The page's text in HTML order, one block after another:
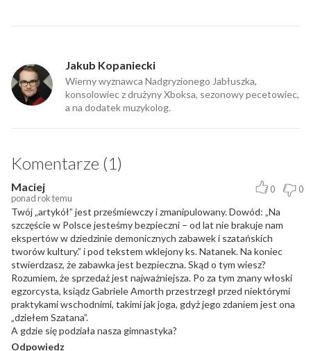
Jakub Kopaniecki
Wierny wyznawca Nadgryzionego Jabłuszka,
konsolowiec z drużyny Xboksa, sezonowy pecetowiec,
a na dodatek muzykolog.
Komentarze (1)
Maciej
ponad rok temu
0 0
Twój „artykół” jest prześmiewczy i zmanipulowany. Dowód: „Na
szczęście w Polsce jesteśmy bezpieczni – od lat nie brakuje nam
ekspertów w dziedzinie demonicznych zabawek i szatańskich
tworów kultury.” i pod tekstem wklejony ks. Natanek. Na koniec
stwierdzasz, że zabawka jest bezpieczna. Skąd o tym wiesz?
Rozumiem, że sprzedaż jest najważniejsza. Po za tym znany włoski
egzorcysta, ksiądz Gabriele Amorth przestrzegł przed niektórymi
praktykami wschodnimi, takimi jak joga, gdyż jego zdaniem jest ona
„dziełem Szatana”.
A gdzie się podziała nasza gimnastyka?
Odpowiedz